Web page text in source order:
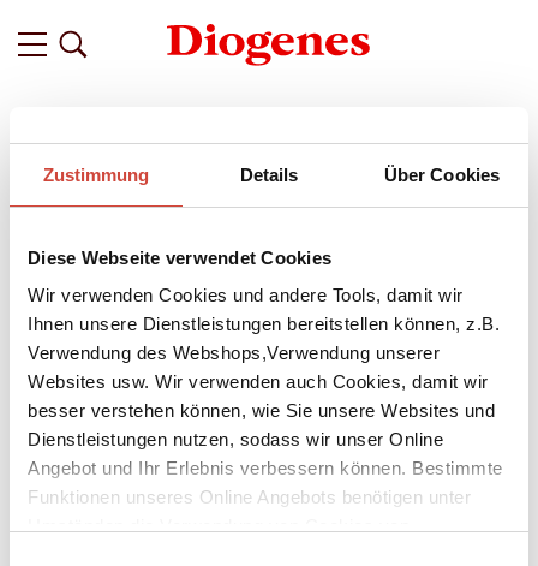
Zustimmung Details Über Cookies
Diese Webseite verwendet Cookies
Wir verwenden Cookies und andere Tools, damit wir
Ihnen unsere Dienstleistungen bereitstellen können, z.B.
Verwendung des Webshops,Verwendung unserer
Websites usw. Wir verwenden auch Cookies, damit wir
besser verstehen können, wie Sie unsere Websites und
Dienstleistungen nutzen, sodass wir unser Online
Angebot und Ihr Erlebnis verbessern können. Bestimmte
Funktionen unseres Online Angebots benötigen unter
Related Featured
vor 11 Jahren
Lukas Hartmann Bonus-Texte
Vor 25 Jahren fiel in Berlin die Mauer – wie haben Sie die
Wende erlebt? In Lukas Hartmanns neuem Roman
beiden Seitenbefragt die Hauptfigur, der Journalist Mario
Sturzenegger, für eine Zeitschrift verschiedene Menschen aus
Deutschland und der Schweiz nach ihren Erinnerungen an
die Jahre 1989/1990.